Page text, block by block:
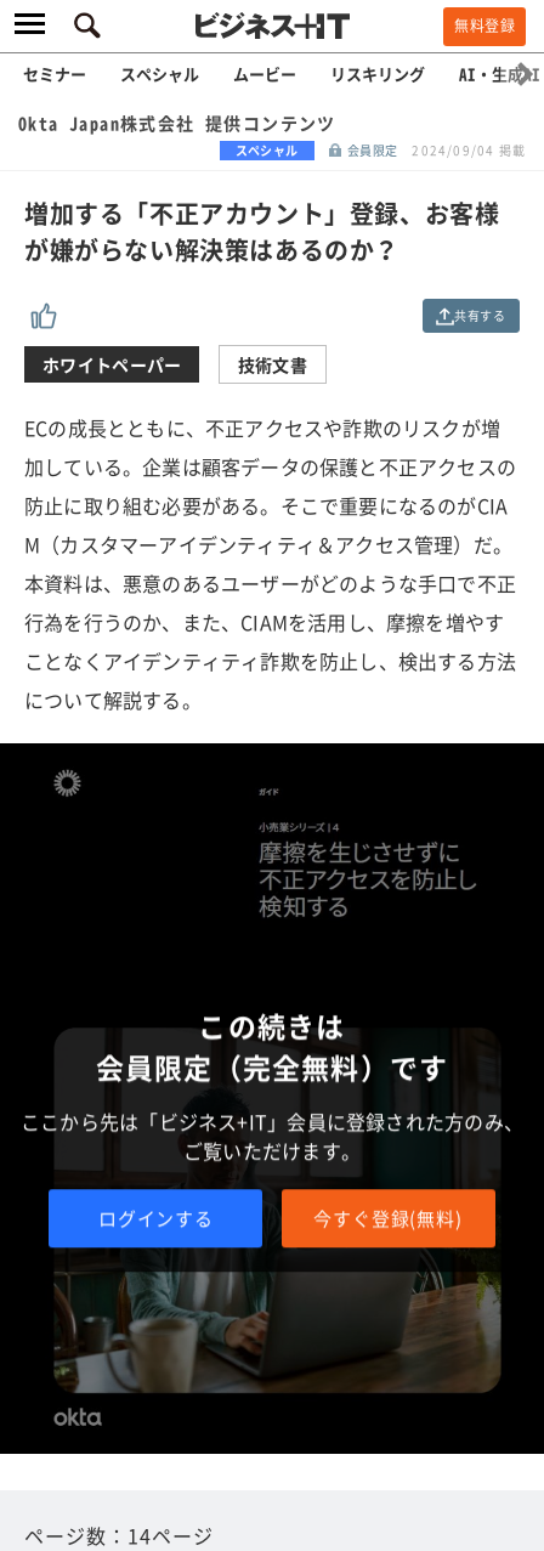
無料登録
セミナー スペシャル ムービー リスキリング AI・生成AI
Okta Japan株式会社 提供コンテンツ
スペシャル 会員限定 2024/09/04 掲載
増加する「不正アカウント」登録、お客様
が嫌がらない解決策はあるのか？
共有する
ホワイトペーパー 技術文書
ECの成長とともに、不正アクセスや詐欺のリスクが増
加している。企業は顧客データの保護と不正アクセスの
防止に取り組む必要がある。そこで重要になるのがCIA
M（カスタマーアイデンティティ＆アクセス管理）だ。
本資料は、悪意のあるユーザーがどのような手口で不正
行為を行うのか、また、CIAMを活用し、摩擦を増やす
ことなくアイデンティティ詐欺を防止し、検出する方法
について解説する。
この続きは
会員限定（完全無料）です
ここから先は「ビジネス+IT」会員に登録された方のみ、
ご覧いただけます。
ログインする 今すぐ登録(無料)
ページ数：14ページ